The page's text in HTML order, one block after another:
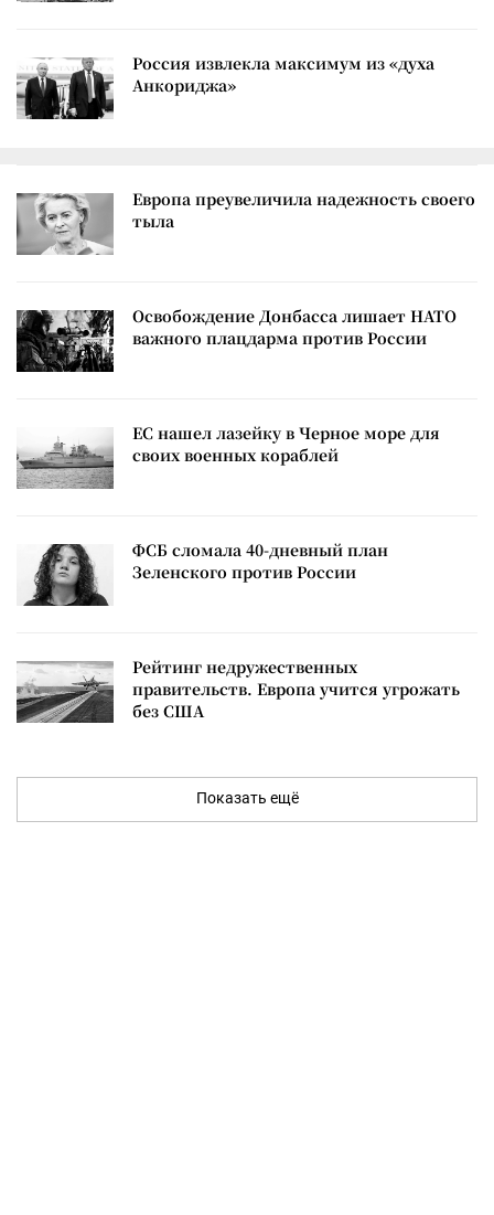
Россия извлекла максимум из «духа
Анкориджа»
Европа преувеличила надежность своего
тыла
Освобождение Донбасса лишает НАТО
важного плацдарма против России
ЕС нашел лазейку в Черное море для
своих военных кораблей
ФСБ сломала 40-дневный план
Зеленского против России
Рейтинг недружественных
правительств. Европа учится угрожать
без США
Показать ещё